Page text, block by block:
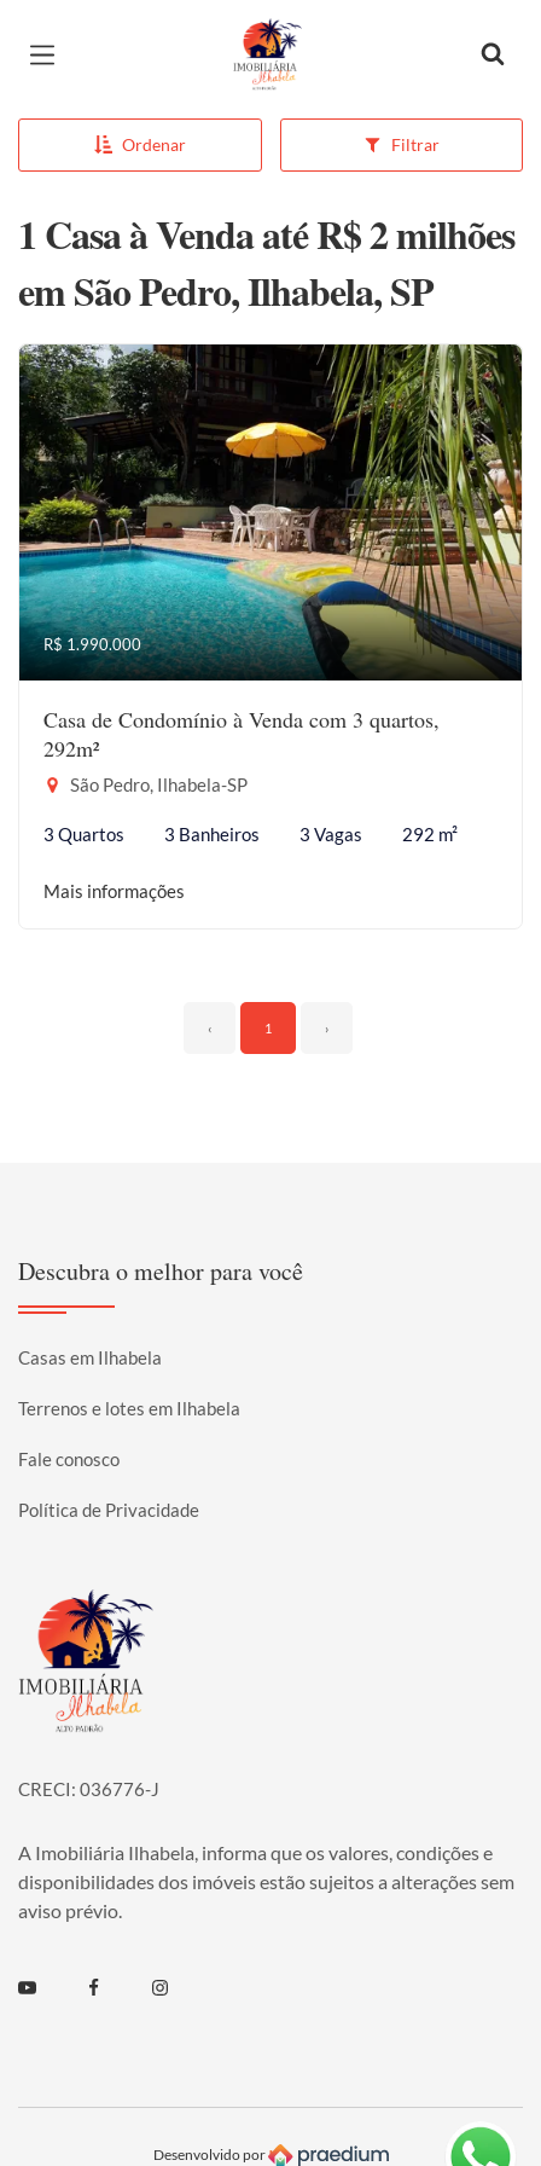
Página inicial
Ordenar Filtrar
1 Casa à Venda até R$ 2 milhões
em São Pedro, Ilhabela, SP
R$ 1.990.000
Casa de Condomínio à Venda com 3 quartos,
292m²
São Pedro, Ilhabela-SP
3 Quartos 3 Banheiros 3 Vagas 292 m²
Mais informações
‹ 1 ›
Descubra o melhor para você
Casas em Ilhabela
Terrenos e lotes em Ilhabela
Fale conosco
Política de Privacidade
Página inicial
CRECI: 036776-J
A Imobiliária Ilhabela, informa que os valores, condições e
disponibilidades dos imóveis estão sujeitos a alterações sem
aviso prévio.
Youtube FacebookInstagram
Desenvolvido por